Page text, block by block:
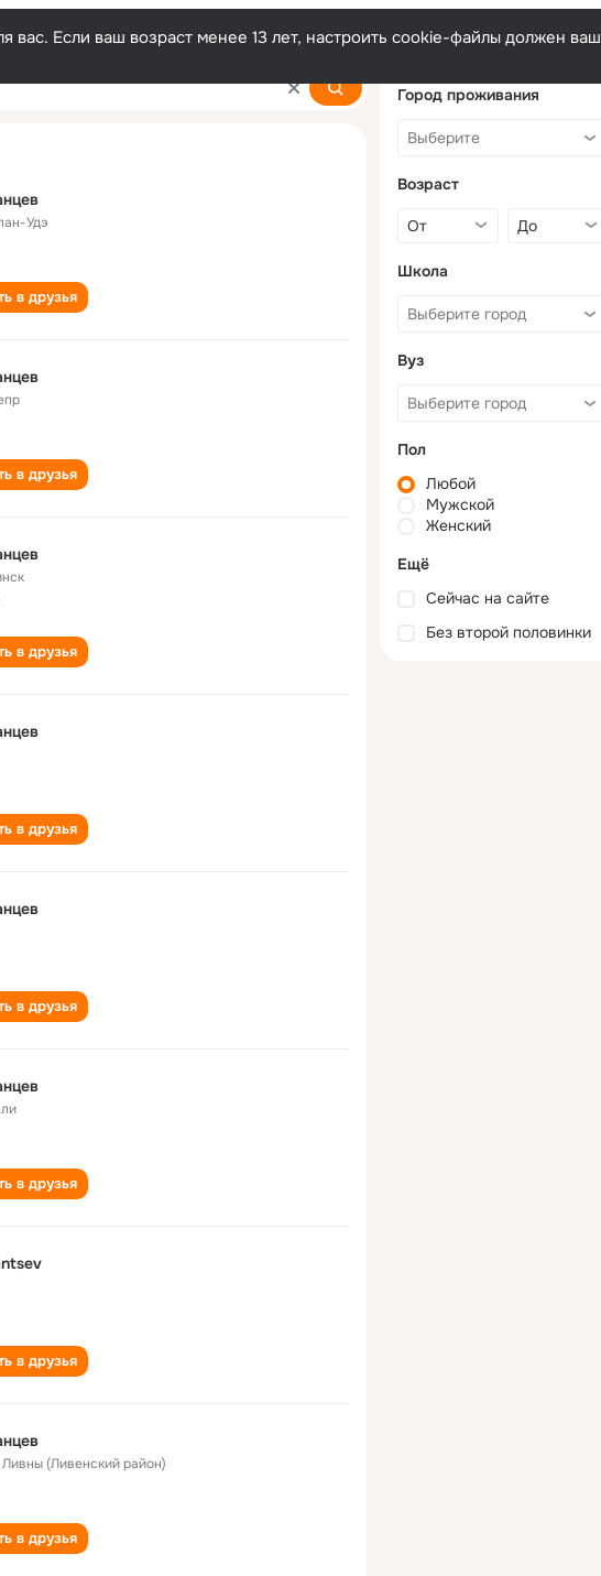
Если ваш возраст менее 13 лет, настроить cookie-файлы должен ваш
Удэ
в друзья
в друзья
в друзья
в друзья
в друзья
в друзья
в друзья
Ливны (Ливенский район)
в друзья
Город проживания
Возраст
Школа
Вуз
Пол
Любой
Мужской
Женский
Ещё
Сейчас на сайте
Без второй половинки